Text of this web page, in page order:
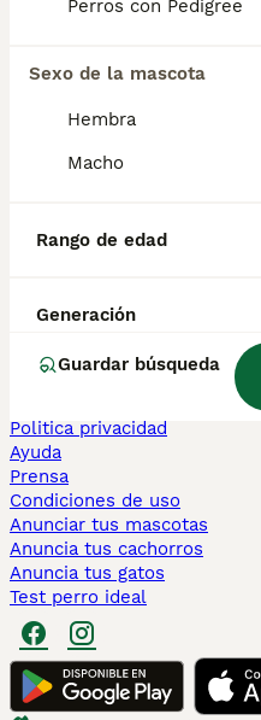
Perros con Pedigree
Sexo de la mascota
Hembra
Macho
Rango de edad
Generación
Guardar búsqueda
Sphynx en venta
Maine Coon en venta
Persa en venta
Teckel en Barcelona
Chihuahua en Sevilla
Perros en adopcion
Información
Politica privacidad
Ayuda
Prensa
Condiciones de uso
Anunciar tus mascotas
Anuncia tus cachorros
Anuncia tus gatos
Test perro ideal